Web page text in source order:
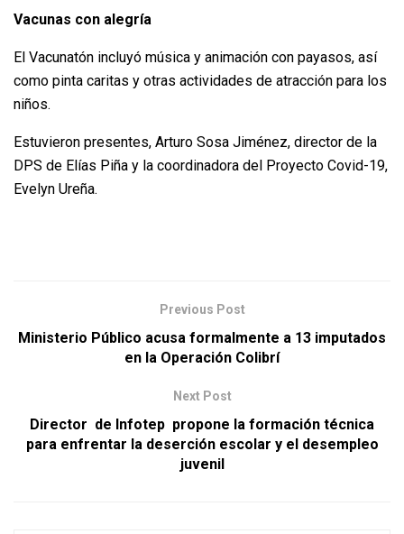
Vacunas con alegría
El Vacunatón incluyó música y animación con payasos, así
como pinta caritas y otras actividades de atracción para los
niños.
Estuvieron presentes, Arturo Sosa Jiménez, director de la
DPS de Elías Piña y la coordinadora del Proyecto Covid-19,
Evelyn Ureña.
Previous Post
Ministerio Público acusa formalmente a 13 imputados
en la Operación Colibrí
Next Post
Director de Infotep propone la formación técnica
para enfrentar la deserción escolar y el desempleo
juvenil